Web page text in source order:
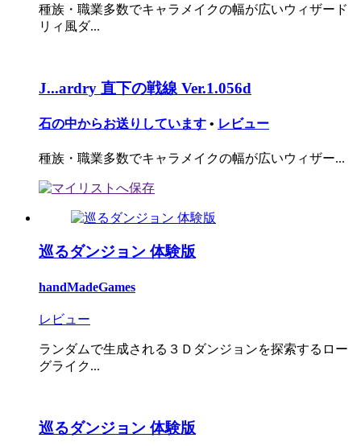
種族・職業多数でキャラメイクの幅が広いウィザード
リィ風ダ...
J...ardry 直下の戦線 Ver.1.056d
石の中からお送りしています • レビュー
種族・職業多数でキャラメイクの幅が広いウィザー...
巡るダンジョン 体験版
handMadeGames
レビュー
ランダムで生成される３Ｄダンジョンを探索するロー
グライク...
巡るダンジョン 体験版